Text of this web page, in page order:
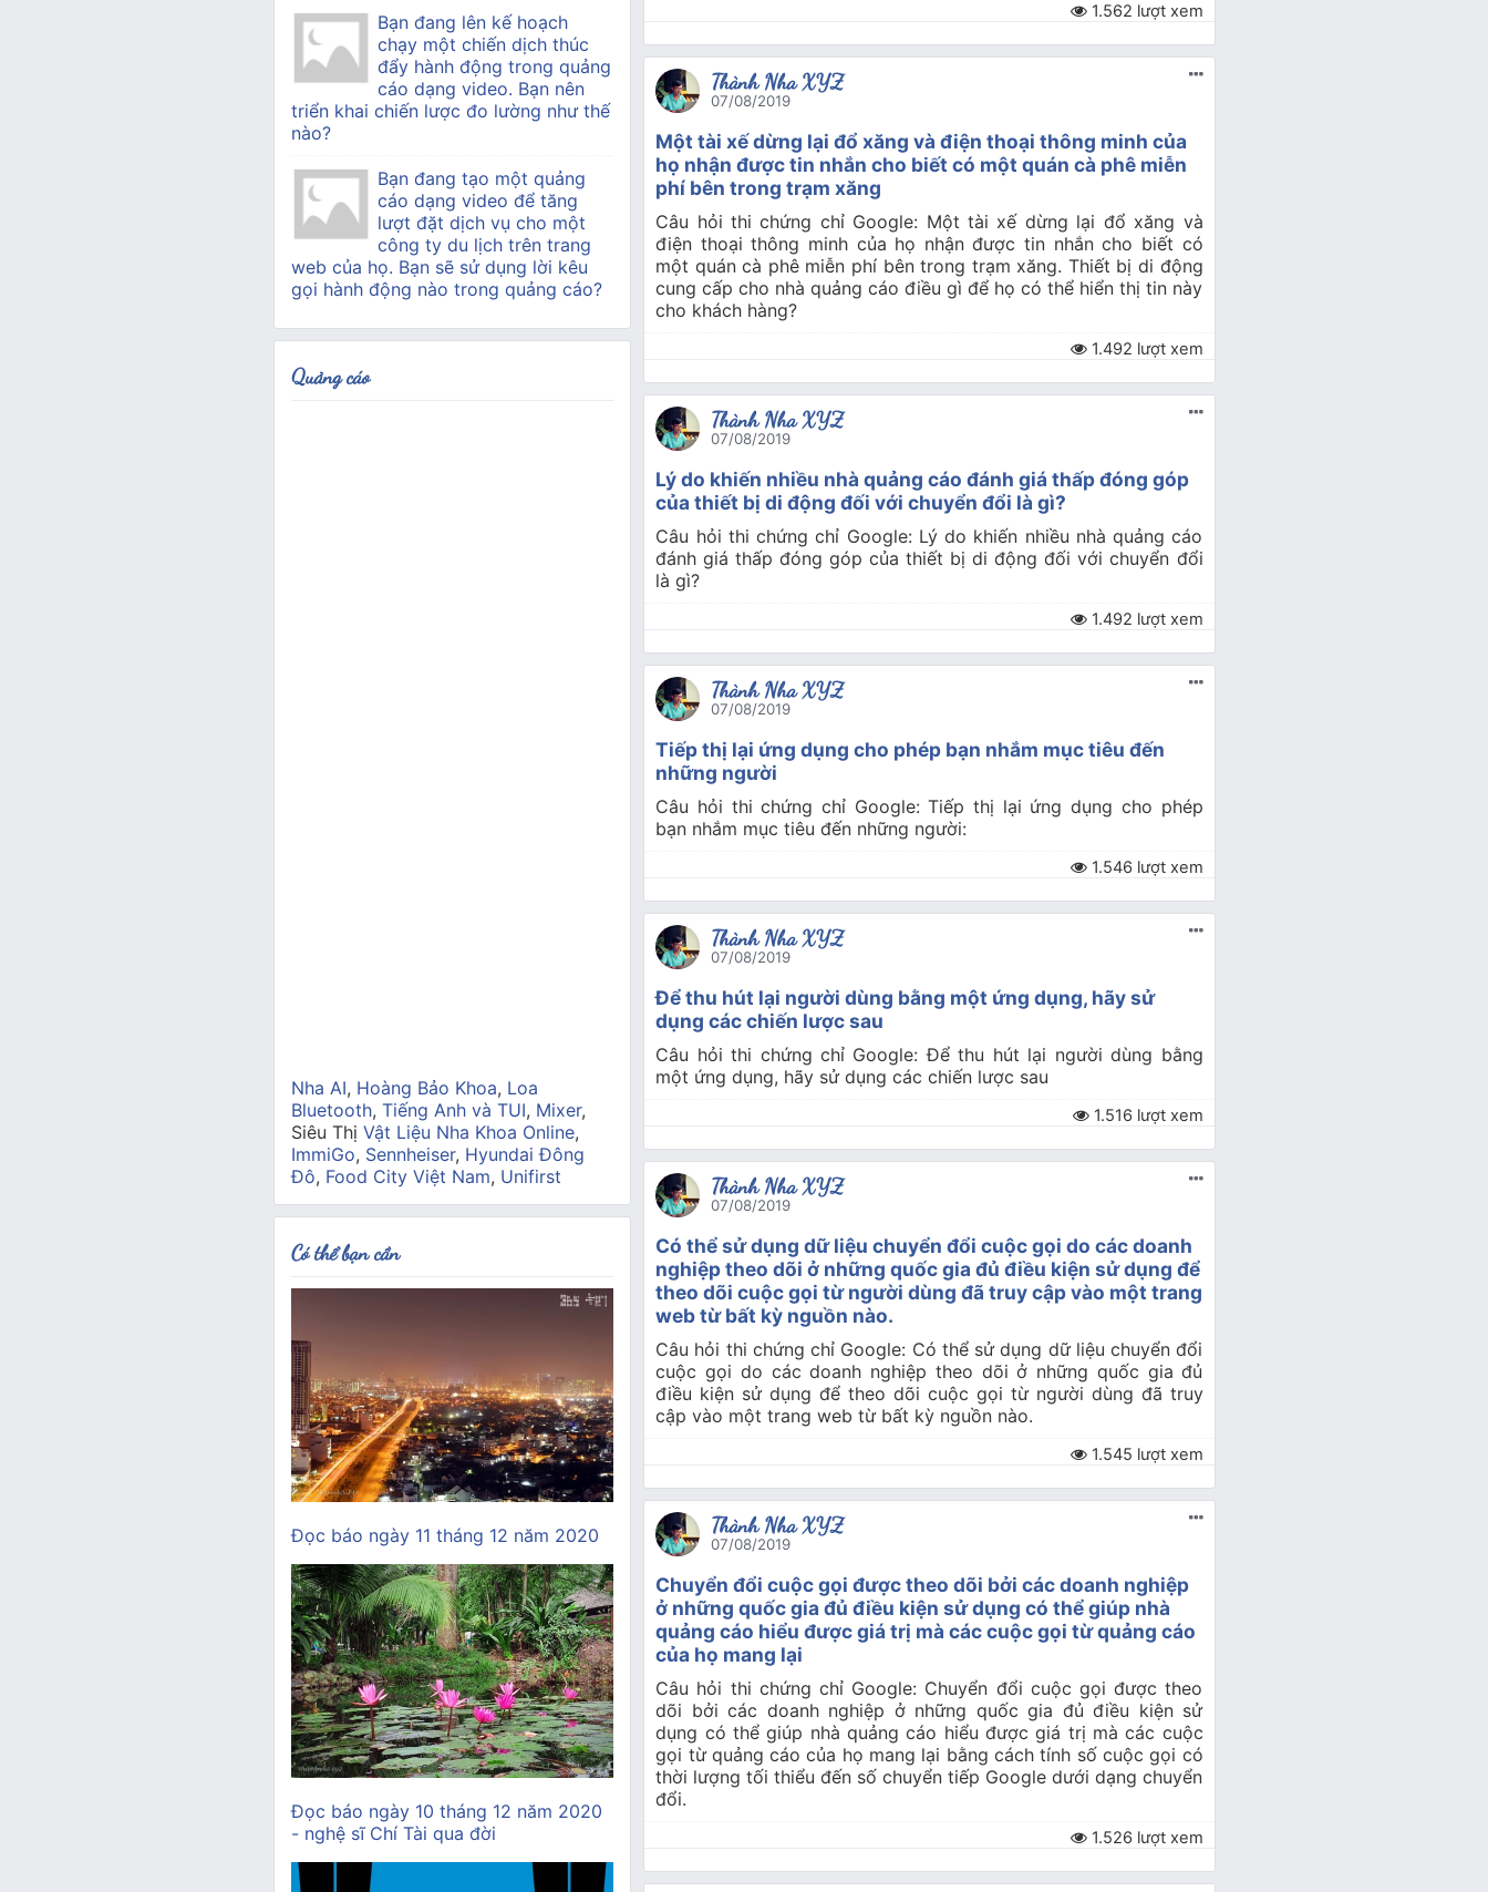
1.562 lượt xem
Thành Nha XYZ
07/08/2019
Một tài xế dừng lại đổ xăng và điện thoại thông minh của
họ nhận được tin nhắn cho biết có một quán cà phê miễn
phí bên trong trạm xăng
Câu hỏi thi chứng chỉ Google: Một tài xế dừng lại đổ xăng và
điện thoại thông minh của họ nhận được tin nhắn cho biết có
một quán cà phê miễn phí bên trong trạm xăng. Thiết bị di động
cung cấp cho nhà quảng cáo điều gì để họ có thể hiển thị tin này
cho khách hàng?
1.492 lượt xem
Thành Nha XYZ
07/08/2019
Lý do khiến nhiều nhà quảng cáo đánh giá thấp đóng góp
của thiết bị di động đối với chuyển đổi là gì?
Câu hỏi thi chứng chỉ Google: Lý do khiến nhiều nhà quảng cáo
đánh giá thấp đóng góp của thiết bị di động đối với chuyển đổi
là gì?
1.492 lượt xem
Thành Nha XYZ
07/08/2019
Tiếp thị lại ứng dụng cho phép bạn nhắm mục tiêu đến
những người
Câu hỏi thi chứng chỉ Google: Tiếp thị lại ứng dụng cho phép
bạn nhắm mục tiêu đến những người:
1.546 lượt xem
Thành Nha XYZ
07/08/2019
Để thu hút lại người dùng bằng một ứng dụng, hãy sử
dụng các chiến lược sau
Câu hỏi thi chứng chỉ Google: Để thu hút lại người dùng bằng
một ứng dụng, hãy sử dụng các chiến lược sau
1.516 lượt xem
Thành Nha XYZ
07/08/2019
Có thể sử dụng dữ liệu chuyển đổi cuộc gọi do các doanh
nghiệp theo dõi ở những quốc gia đủ điều kiện sử dụng để
theo dõi cuộc gọi từ người dùng đã truy cập vào một trang
web từ bất kỳ nguồn nào.
Câu hỏi thi chứng chỉ Google: Có thể sử dụng dữ liệu chuyển đổi
cuộc gọi do các doanh nghiệp theo dõi ở những quốc gia đủ
điều kiện sử dụng để theo dõi cuộc gọi từ người dùng đã truy
cập vào một trang web từ bất kỳ nguồn nào.
1.545 lượt xem
Thành Nha XYZ
07/08/2019
Chuyển đổi cuộc gọi được theo dõi bởi các doanh nghiệp
ở những quốc gia đủ điều kiện sử dụng có thể giúp nhà
quảng cáo hiểu được giá trị mà các cuộc gọi từ quảng cáo
của họ mang lại
Câu hỏi thi chứng chỉ Google: Chuyển đổi cuộc gọi được theo
dõi bởi các doanh nghiệp ở những quốc gia đủ điều kiện sử
dụng có thể giúp nhà quảng cáo hiểu được giá trị mà các cuộc
gọi từ quảng cáo của họ mang lại bằng cách tính số cuộc gọi có
thời lượng tối thiểu đến số chuyển tiếp Google dưới dạng chuyển
đổi.
1.526 lượt xem
Bạn đang lên kế hoạch
chạy một chiến dịch thúc
đẩy hành động trong quảng
cáo dạng video. Bạn nên
triển khai chiến lược đo lường như thế
nào?
Bạn đang tạo một quảng
cáo dạng video để tăng
lượt đặt dịch vụ cho một
công ty du lịch trên trang
web của họ. Bạn sẽ sử dụng lời kêu
gọi hành động nào trong quảng cáo?
Quảng cáo
Nha AI, Hoàng Bảo Khoa, Loa
Bluetooth, Tiếng Anh và TUI, Mixer,
Siêu Thị Vật Liệu Nha Khoa Online,
ImmiGo, Sennheiser, Hyundai Đông
Đô, Food City Việt Nam, Unifirst
Có thể bạn cần
Đọc báo ngày 11 tháng 12 năm 2020
Đọc báo ngày 10 tháng 12 năm 2020
- nghệ sĩ Chí Tài qua đời